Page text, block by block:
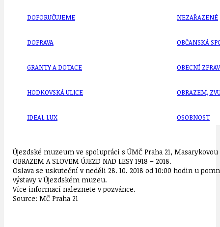
DOPORUČUJEME
DOPRAVA
GRANTY A DOTACE
HODKOVSKÁ ULICE
IDEAL LUX
NEZAŘAZENÉ
OBČANSKÁ
OBECNÍ
OBRAZEM,
OSOBNOST
Újezdské muzeum ve spolupráci s ÚMČ Praha 21, Masarykovou
OBRAZEM A SLOVEM ÚJEZD NAD LESY 1918 – 2018.
Oslava se uskuteční v neděli 28. 10. 2018 od 10:00 hodin u
výstavy v Újezdském muzeu.
Více informací naleznete v pozvánce.
Source: MČ Praha 21